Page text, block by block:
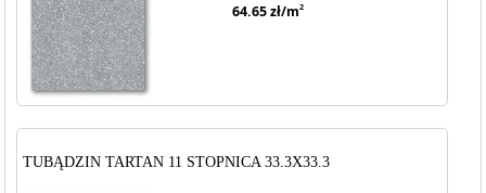
64.65zł/m2
TUBĄDZIN TARTAN 11 STOPNICA 33.3X33.3